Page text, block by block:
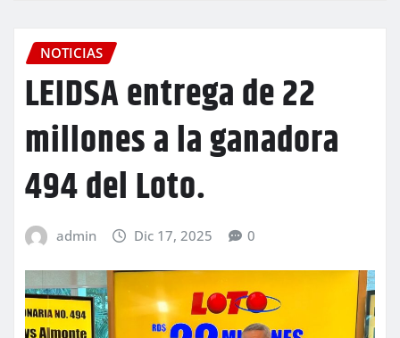
NOTICIAS
LEIDSA entrega de 22
millones a la ganadora
494 del Loto.
admin Dic 17, 2025 0